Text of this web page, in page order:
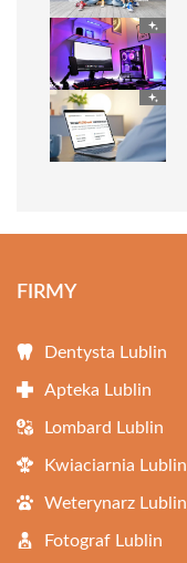
FIRMY
Dentysta Lublin
Apteka Lublin
Lombard Lublin
Kwiaciarnia Lublin
Weterynarz Lublin
Fotograf Lublin